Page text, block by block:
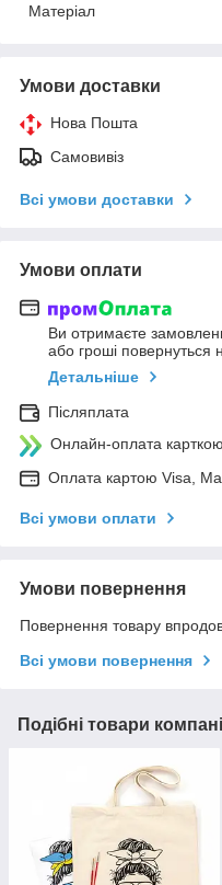
Матеріал
Умови доставки
Нова Пошта
Самовивіз
Всі умови доставки
Умови оплати
Ви отримаєте
або гроші повернуться
Детальніше
Післяплата
Онлайн-оплата
Оплата картою Visa,
Всі умови оплати
Умови повернення
Повернення товару
Всі умови повернення
Подібні товари